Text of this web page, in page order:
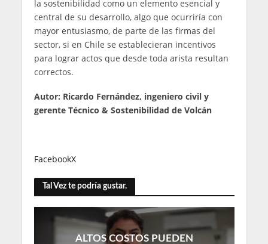
la sostenibilidad como un elemento esencial y
central de su desarrollo, algo que ocurriría con
mayor entusiasmo, de parte de las firmas del
sector, si en Chile se establecieran incentivos
para lograr actos que desde toda arista resultan
correctos.
Autor: Ricardo Fernández, ingeniero civil y
gerente Técnico & Sostenibilidad de Volcán
FacebookX
Tal Vez te podría gustar.
ALTOS COSTOS PUEDEN